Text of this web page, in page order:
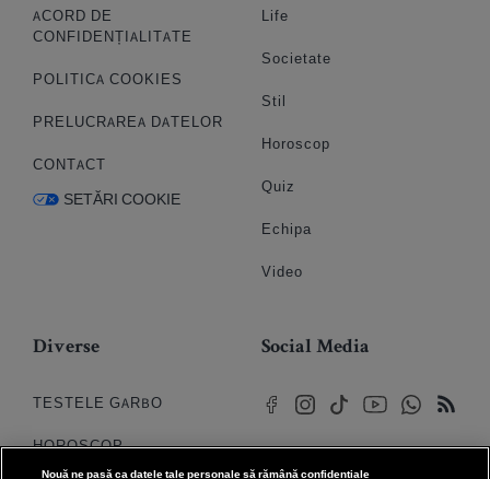
ACORD DE
CONFIDENȚIALITATE
POLITICA COOKIES
PRELUCRAREA DATELOR
CONTACT
SETĂRI COOKIE
Life
Societate
Stil
Horoscop
Quiz
Echipa
Video
Diverse
TESTELE GARBO
HOROSCOP
Social Media
Nouă ne pasă ca datele tale personale să rămână confidențiale